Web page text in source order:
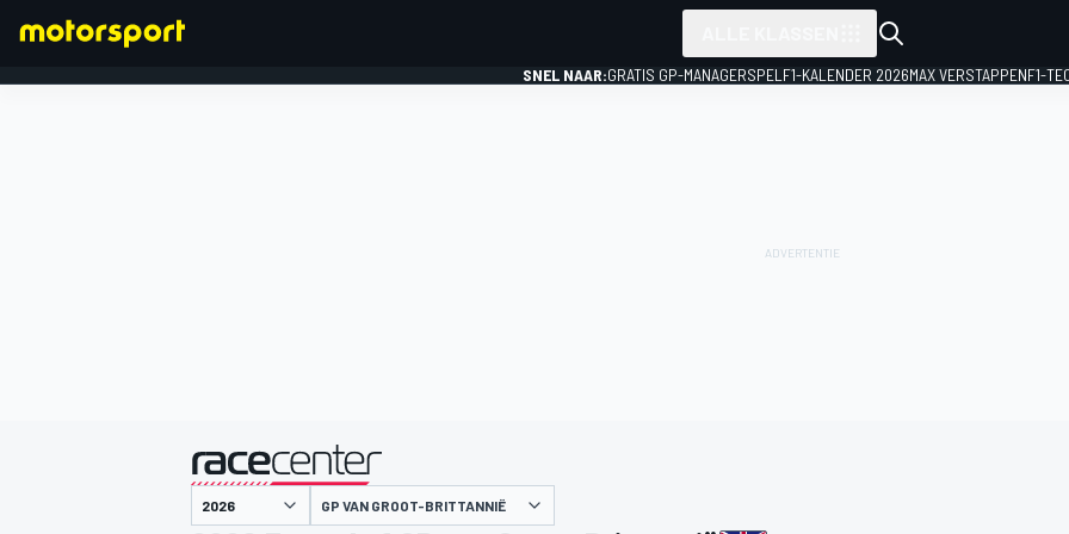
SNEL NAAR:GRATIS GP-MANAGERSPEL F1-KALENDER 2026MAX VERSTAPPENF1-
gepresenteerd door
GP VAN GROOT-BRITTANNIË